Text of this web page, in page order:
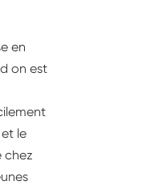
en
on est
le
chez